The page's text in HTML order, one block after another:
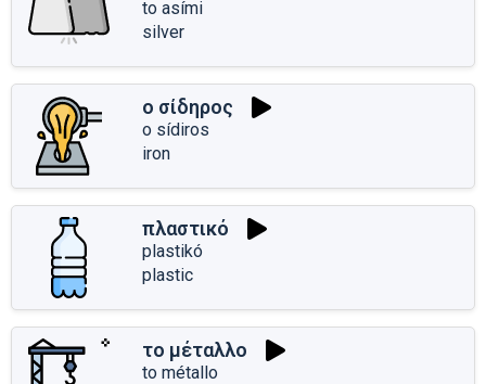
to asími
silver
ο σίδηρος
o sídiros
iron
πλαστικό
plastikó
plastic
το μέταλλο
to métallo